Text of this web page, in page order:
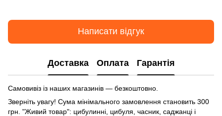
Написати відгук
Доставка Оплата Гарантія
Самовивіз із наших магазинів — безкоштовно.
Зверніть увагу! Сума мінімального замовлення становить 300
грн. "Живий товар": цибулинні, цибуля, часник, саджанці і